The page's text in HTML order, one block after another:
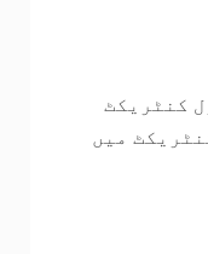
کنٹریکٹ
کنٹریکٹ میں